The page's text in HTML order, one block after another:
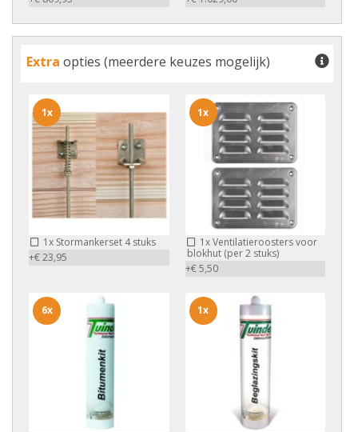
Extra opties (meerdere keuzes mogelijk)
1x Stormankerset 4 stuks
+€ 23,95
1x
1xVentilatieroosters voor
blokhut (per 2 stuks)
+€ 5,50
1x
6x 1x